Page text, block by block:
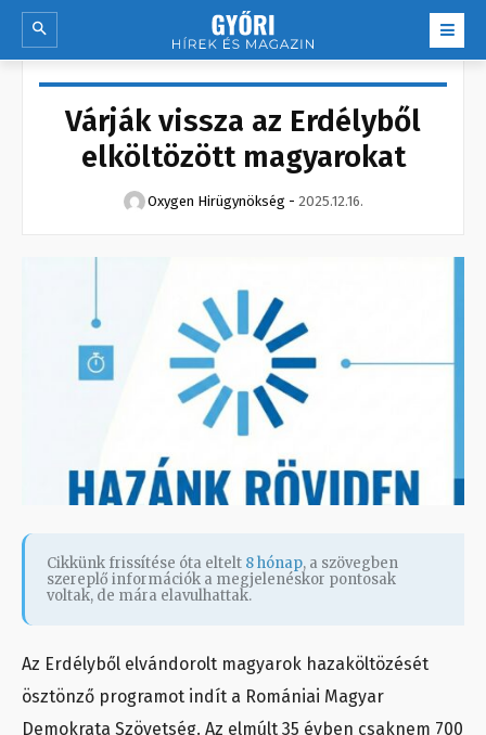
Várják vissza az Erdélyből
elköltözött magyarokat
Oxygen Hirügynökség - 2025.12.16.
Cikkünk frissítése óta eltelt 8 hónap, a szövegben
szereplő információk a megjelenéskor pontosak
voltak, de mára elavulhattak.
Az Erdélyből elvándorolt magyarok hazaköltözését
ösztönző programot indít a Romániai Magyar
Demokrata Szövetség. Az elmúlt 35 évben csaknem 700